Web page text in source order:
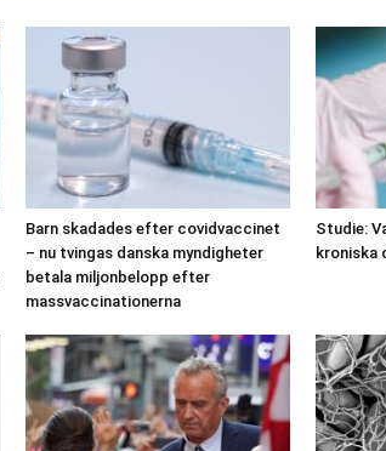
Barn skadades efter covidvaccinet
– nu tvingas danska myndigheter
betala miljonbelopp efter
massvaccinationerna
Studie:
kroniska